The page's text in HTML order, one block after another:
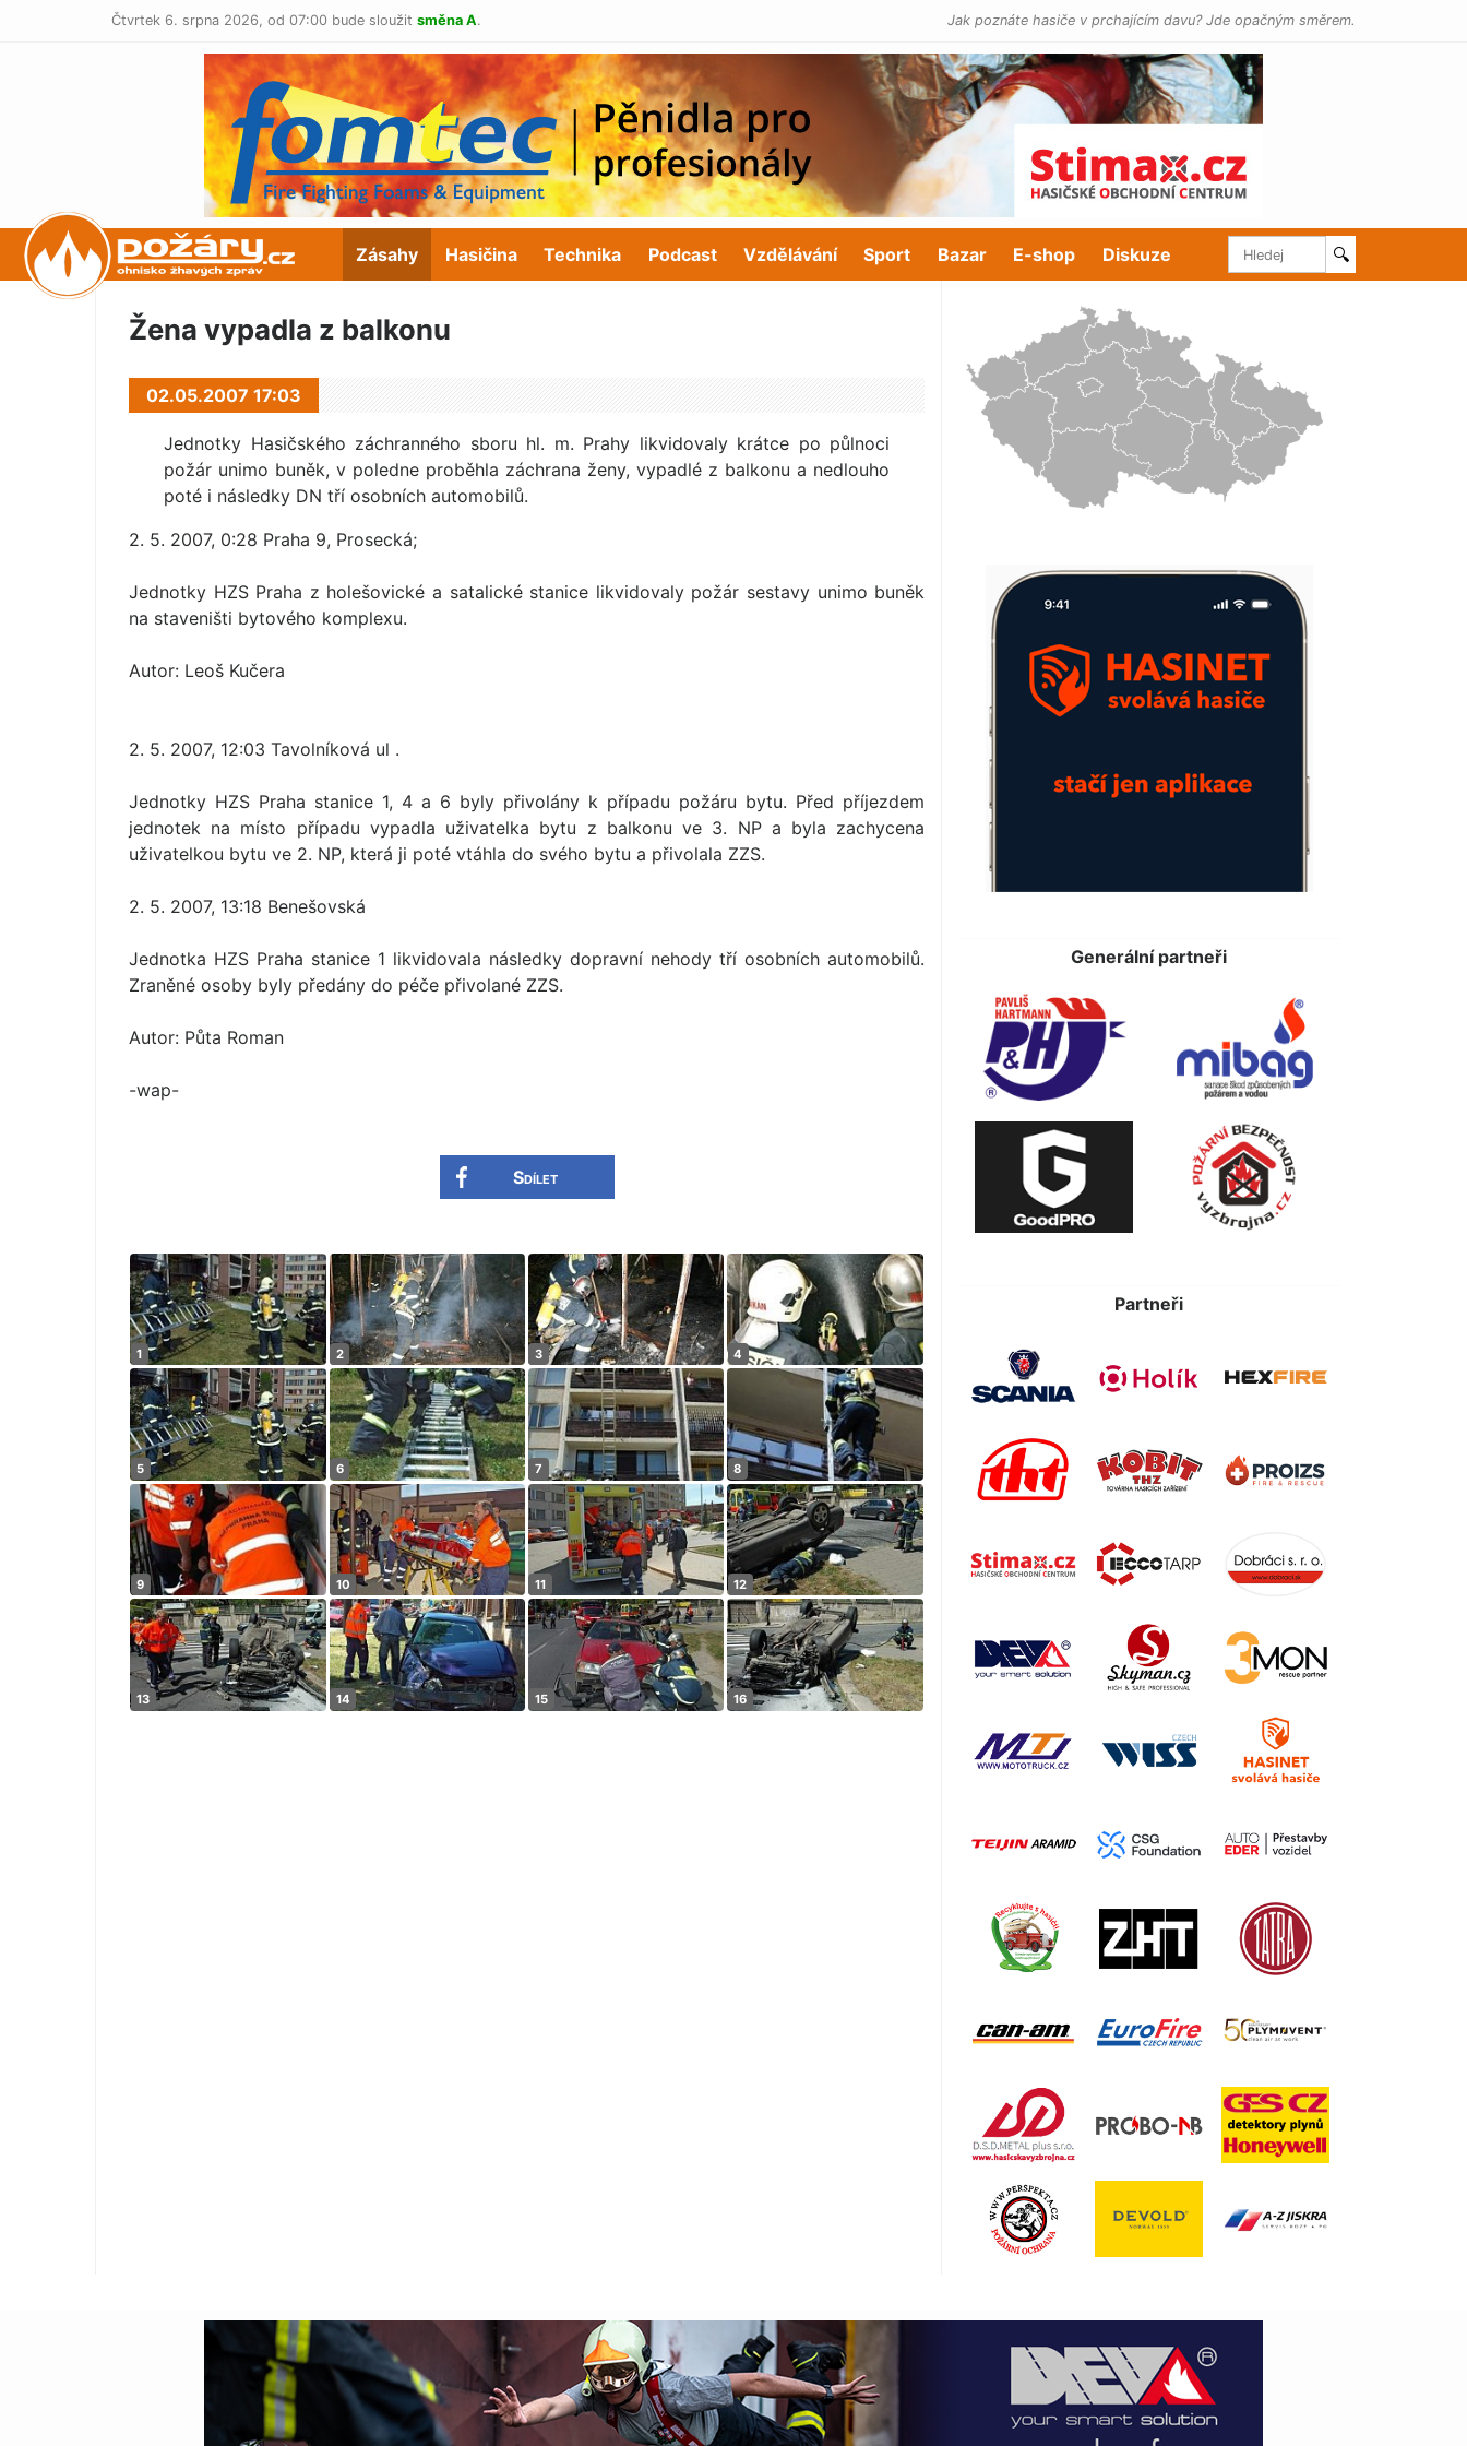
Čtvrtek 6. srpna 2026, od 07:00 bude sloužit směna A. Jak poznáte hasiče v prchajícím davu? Jde opačným směrem.
POŽÁRY.cz Zásahy Hasičina Technika Podcast Vzdělávání Sport Bazar E-shop Diskuze 🔍
Žena vypadla z balkonu
02.05.2007 17:03
Jednotky Hasičského záchranného sboru hl. m. Prahy likvidovaly krátce po půlnoci
požár unimo buněk, v poledne proběhla záchrana ženy, vypadlé z balkonu a nedlouho
poté i následky DN tří osobních automobilů.
2. 5. 2007, 0:28 Praha 9, Prosecká;
Jednotky HZS Praha z holešovické a satalické stanice likvidovaly požár sestavy unimo buněk
na staveništi bytového komplexu.
Autor: Leoš Kučera
2. 5. 2007, 12:03 Tavolníková ul .
Jednotky HZS Praha stanice 1, 4 a 6 byly přivolány k případu požáru bytu. Před příjezdem
jednotek na místo případu vypadla uživatelka bytu z balkonu ve 3. NP a byla zachycena
uživatelkou bytu ve 2. NP, která ji poté vtáhla do svého bytu a přivolala ZZS.
2. 5. 2007, 13:18 Benešovská
Jednotka HZS Praha stanice 1 likvidovala následky dopravní nehody tří osobních automobilů.
Zraněné osoby byly předány do péče přivolané ZZS.
Autor: Půta Roman
-wap-
Sdílet
Generální partneři
Partneři